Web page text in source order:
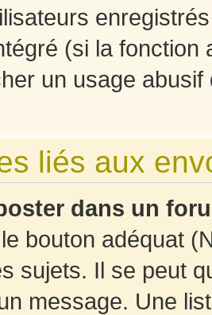
(si la fonction
un usage
liés aux
dans un
bouton adéquat
sujets. Il se peut
message. Une